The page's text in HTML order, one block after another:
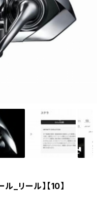
リール】【10】